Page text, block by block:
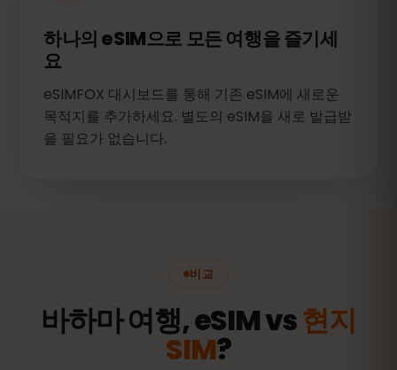
하나의 eSIM으로 모든 여행을 즐기세
요
eSIMFOX 대시보드를 통해 기존 eSIM에 새로운
목적지를 추가하세요. 별도의 eSIM을 새로 발급받
을 필요가 없습니다.
비교
바하마 여행, eSIM vs현지
SIM?